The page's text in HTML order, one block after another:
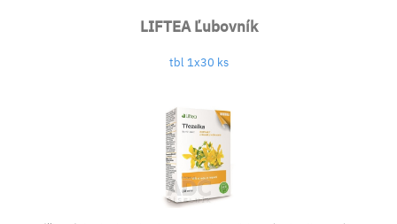
LIFTEA Ľubovník
tbl 1x30 ks